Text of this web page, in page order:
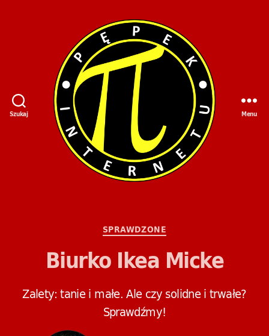
Szukaj Menu
Kategorie
SPRAWDZONE
Biurko Ikea Micke
Zalety: tanie i małe. Ale czy solidne i trwałe?
Sprawdźmy!